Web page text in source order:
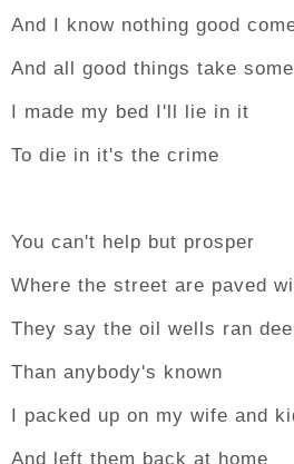
And I know nothing good
And all good things take
I made my bed I'll lie in it
To die in it's the crime
You can't help but prosper
Where the street are paved
They say the oil wells ran
Than anybody's known
I packed up on my wife and
And left them back at home